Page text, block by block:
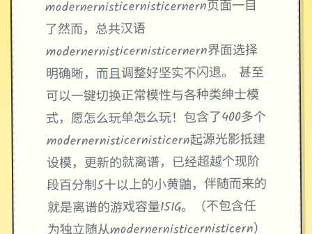
modernernisticernisticernern页面一目
了然而，总共汉语
modernernisticernisticernern界面选择
明确晰，而且调整好坚实不闪退。 甚至
可以一键切换正常模性与各种类绅士模
式，愿怎么玩单怎么玩！包含了400多个
modernernisticernisticern起源光影抵建
设模，更新的就离谱，已经超越个现阶
段百分制5十以上的小黄鼬，伴随而来的
就是离谱的游戏容量151G。（不包含任